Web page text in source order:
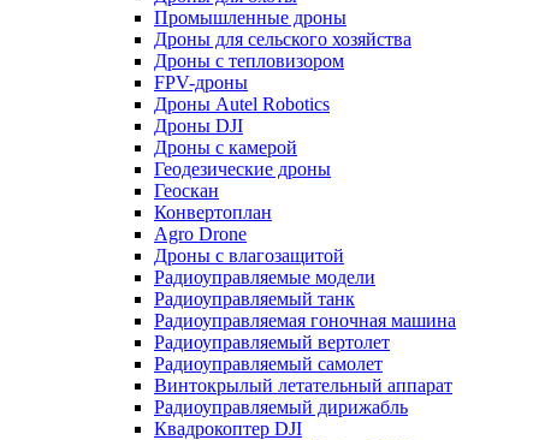
Промышленные дроны
Дроны для сельского хозяйства
Дроны с тепловизором
FPV-дроны
Дроны Autel Robotics
Дроны DJI
Дроны с камерой
Геодезические дроны
Геоскан
Конвертоплан
Agro Drone
Дроны с влагозащитой
Радиоуправляемые модели
Радиоуправляемый танк
Радиоуправляемая гоночная машина
Радиоуправляемый вертолет
Радиоуправляемый самолет
Винтокрылый летательный аппарат
Радиоуправляемый дирижабль
Квадрокоптер DJI